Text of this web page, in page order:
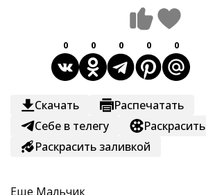
0 0 0 0 0
Скачать
Распечатать
Себе в телегу
Раскрасить
Раскрасить заливкой
Еще Мальчик